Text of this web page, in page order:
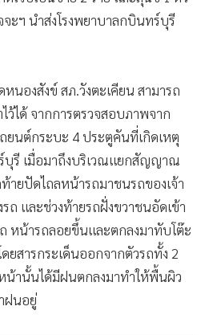
ะฯ นำส่งโรงพยาบาลกบินทร์บุรี
นองสังข์ สภ.วังตะเคียน สามารถ
ได้ จากการตรวจสอบภาพจาก
ยนต์กระบะ 4 ประตูคันที่เกิดเหตุ
รี เมื่อมาถึงบริเวณแยกสัญญาณ
ายปัดไถลหน้ารถมาชนรถของเจ้า
ถ และช่วงท้ายรถฝั่งขวาชนอัดเข้า
หน้ารถลอยขึ้นและตกลงมาทับโต๊ะ
สารกระเด็นออกจากตัวรถทั้ง 2
านั้นได้มีฝนตกลงมาทำให้พื้นผิว
ฝนอยู่